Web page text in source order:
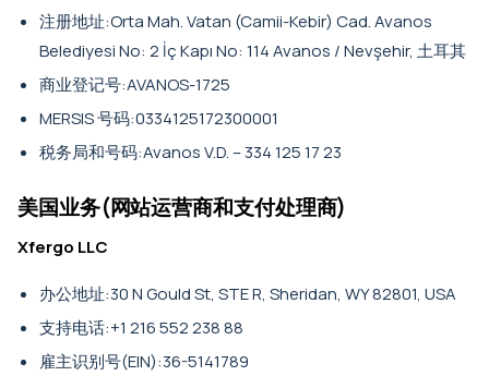
注册地址:Orta Mah. Vatan (Camii-Kebir) Cad. Avanos
Belediyesi No: 2 İç Kapı No: 114 Avanos / Nevşehir, 土耳其
商业登记号:AVANOS-1725
MERSIS 号码:0334125172300001
税务局和号码:Avanos V.D. – 334 125 17 23
美国业务(网站运营商和支付处理商)
Xfergo LLC
办公地址:30 N Gould St, STE R, Sheridan, WY 82801, USA
支持电话:+1 216 552 238 88
雇主识别号(EIN):36-5141789